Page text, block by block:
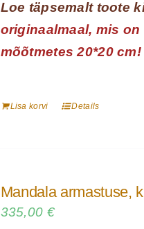
Loe täpsemalt toote
originaalmaal, mis
mõõtmetes 20*20 cm!
Lisa korvi Details
Mandala armastuse,
335,00 €